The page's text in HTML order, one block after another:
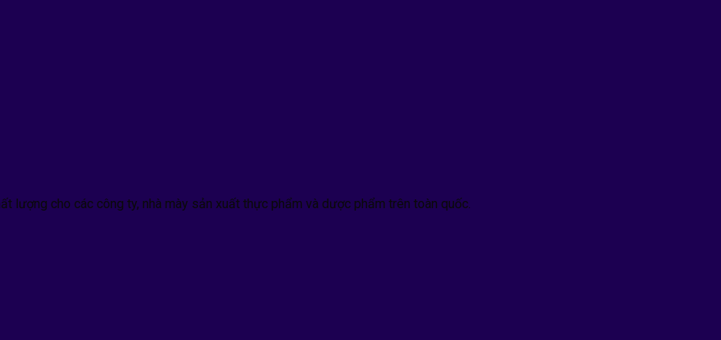
lượng cho các công ty, nhà mày sản xuất thực phẩm và dược phẩm trên toàn quốc.